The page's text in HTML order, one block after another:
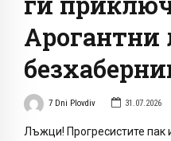
7 Dni Plovdiv 31.07.2026
Лъжци! Прогресистите пак